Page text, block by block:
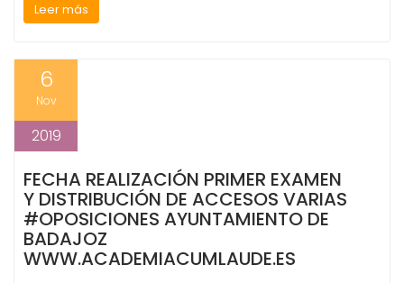
Leer más
6
Nov
2019
FECHA REALIZACIÓN PRIMER EXAMEN
Y DISTRIBUCIÓN DE ACCESOS VARIAS
#OPOSICIONES AYUNTAMIENTO DE
BADAJOZ
WWW.ACADEMIACUMLAUDE.ES